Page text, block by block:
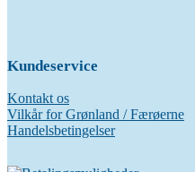
Kundeservice
Kontakt os
Vilkår for Grønland / Færøerne
Handelsbetingelser